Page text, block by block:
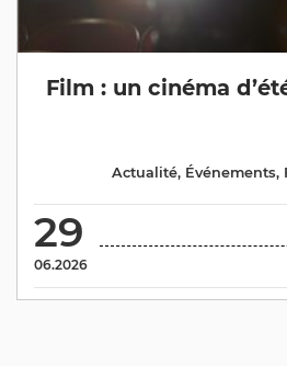
Film : un cinéma
29
06.2026
Actualité, Événements,